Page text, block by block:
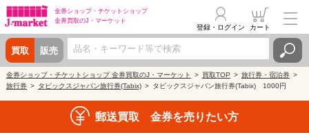
金券ショップ・ チケットショップ
金券買取のJ・マーケット
買取 販売
登録・ログイン カート
金券ショップ・チケットショップ 金券買取のJ・マーケット 買取TOP
旅行券・宿泊券
旅行券
タビックスジャパン旅行券(Tabix) タビックスジャパン旅行券(Tabix) 1000円
郵送買取 金券を売りたい方